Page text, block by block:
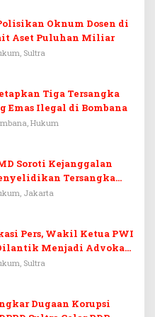
Oknum Dosen di
Aset Puluhan Miliar
Sultra
Tiga Tersangka
Emas Ilegal di Bombana
Hukum
Soroti Kejanggalan
Tersangka
Jakarta
Pers, Wakil Ketua PWI
Menjadi Advokat
Sultra
Dugaan Korupsi